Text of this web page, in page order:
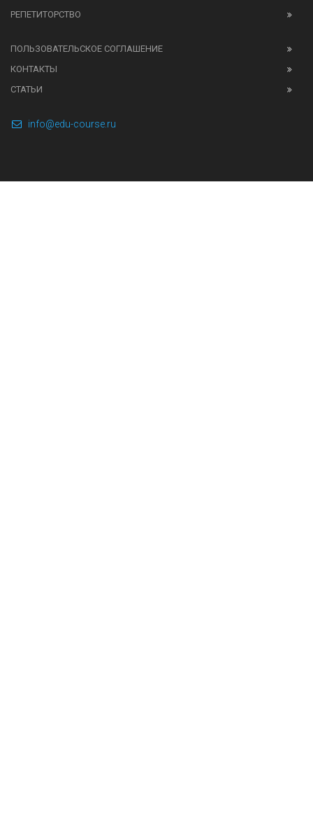
РЕПЕТИТОРСТВО
ПОЛЬЗОВАТЕЛЬСКОЕ СОГЛАШЕНИЕ
КОНТАКТЫ
СТАТЬИ
info@edu-course.ru